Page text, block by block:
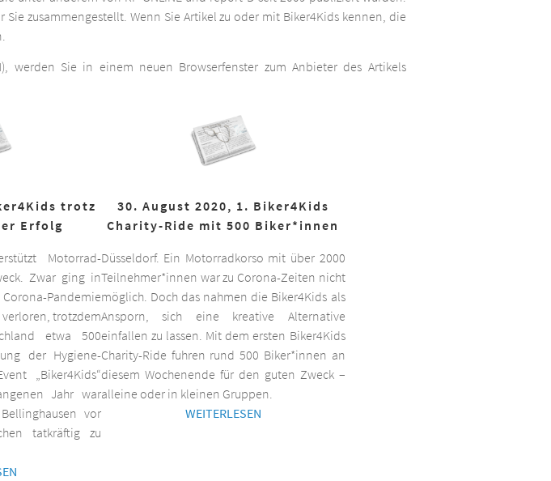
zusammengestellt. Wenn Sie Artikel zu oder mit Biker4Kids kennen, die
werden Sie in einem neuen Browserfenster zum Anbieter des Artikels
trotz
Erfolg
Motorrad-
Zwar ging in
Pandemie
trotzdem
etwa 500
der Hygiene-
„Biker4Kids“
Jahr war
vor
tatkräftig zu
30. August 2020, 1. Biker4Kids
Charity-Ride mit 500 Biker*innen
Düsseldorf. Ein Motorradkorso mit über 2000
Teilnehmer*innen war zu Corona-Zeiten nicht
möglich. Doch das nahmen die Biker4Kids als
Ansporn, sich eine kreative Alternative
einfallen zu lassen. Mit dem ersten Biker4Kids
Charity-Ride fuhren rund 500 Biker*innen an
diesem Wochenende für den guten Zweck –
alleine oder in kleinen Gruppen.
WEITERLESEN